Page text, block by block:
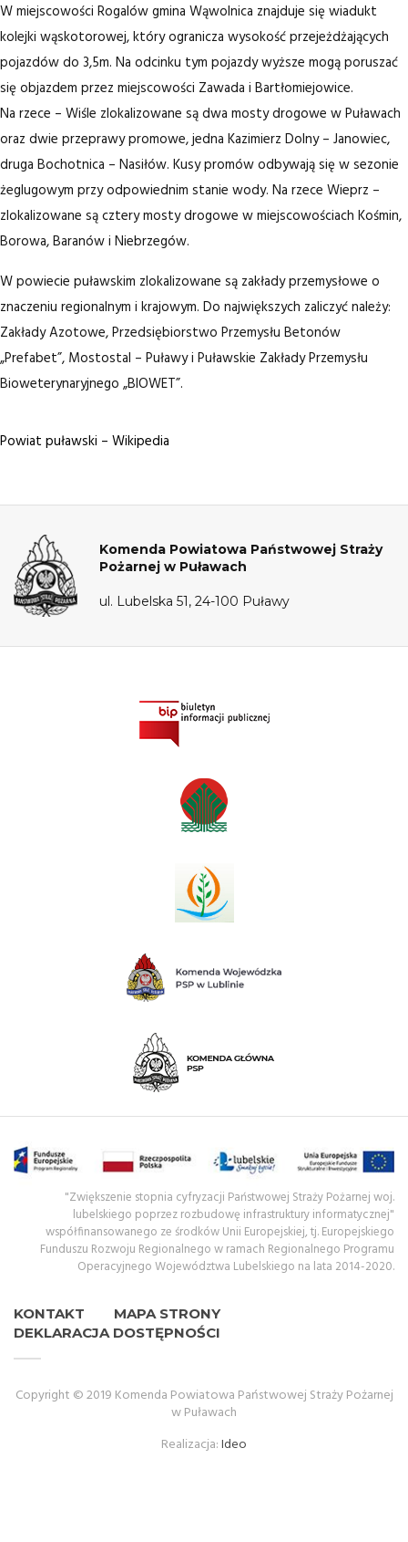
W miejscowości Rogalów gmina Wąwolnica znajduje się wiadukt
kolejki wąskotorowej, który ogranicza wysokość przejeżdżających
pojazdów do 3,5m. Na odcinku tym pojazdy wyższe mogą poruszać
się objazdem przez miejscowości Zawada i Bartłomiejowice.
Na rzece – Wiśle zlokalizowane są dwa mosty drogowe w Puławach
oraz dwie przeprawy promowe, jedna Kazimierz Dolny – Janowiec,
druga Bochotnica – Nasiłów. Kusy promów odbywają się w sezonie
żeglugowym przy odpowiednim stanie wody. Na rzece Wieprz –
zlokalizowane są cztery mosty drogowe w miejscowościach Kośmin,
Borowa, Baranów i Niebrzegów.
W powiecie puławskim zlokalizowane są zakłady przemysłowe o
znaczeniu regionalnym i krajowym. Do największych zaliczyć należy:
Zakłady Azotowe, Przedsiębiorstwo Przemysłu Betonów
„Prefabet”, Mostostal – Puławy i Puławskie Zakłady Przemysłu
Bioweterynaryjnego „BIOWET”.
Powiat puławski – Wikipedia
Komenda Powiatowa Państwowej Straży
Pożarnej w Puławach
ul. Lubelska 51, 24-100 Puławy
KONTAKT
MAPA STRONY
DEKLARACJA DOSTĘPNOŚCI
Copyright © 2019 Komenda Powiatowa Państwowej Straży Pożarnej
w Puławach
Realizacja:Ideo
"Zwiększenie stopnia cyfryzacji Państwowej Straży Pożarnej woj.
lubelskiego poprzez rozbudowę infrastruktury informatycznej"
współfinansowanego ze środków Unii Europejskiej, tj. Europejskiego
Funduszu Rozwoju Regionalnego w ramach Regionalnego Programu
Operacyjnego Województwa Lubelskiego na lata 2014-2020.